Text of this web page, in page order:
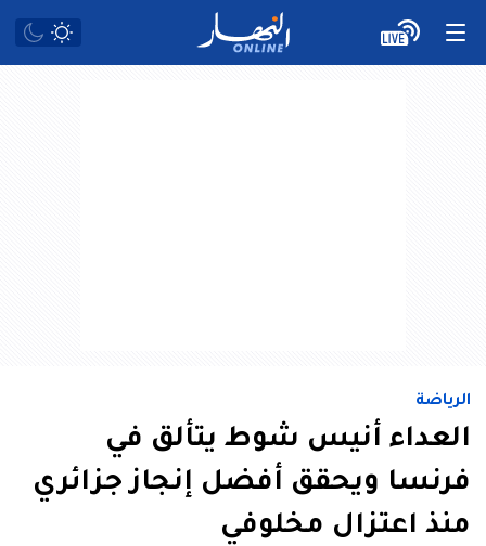
الرياضة
العداء أنيس شوط يتألق في
فرنسا ويحقق أفضل إنجاز جزائري
منذ اعتزال مخلوفي